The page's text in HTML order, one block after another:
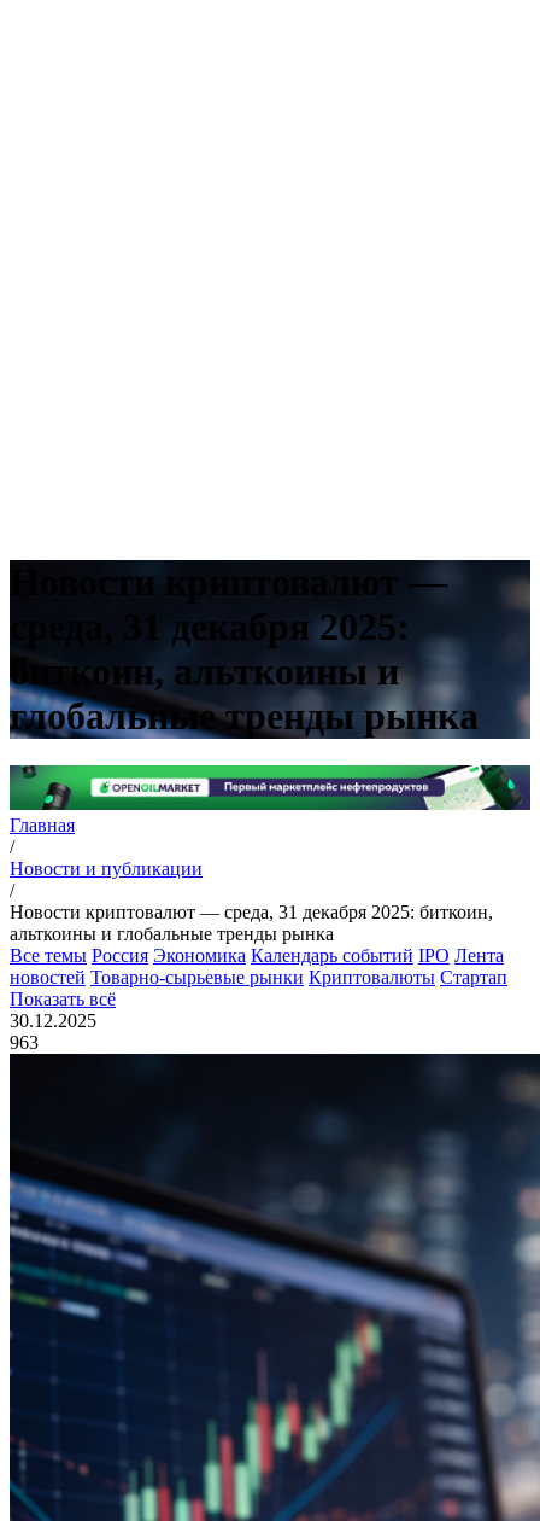
Новости криптовалют —
среда, 31 декабря 2025:
биткоин, альткоины и
глобальные тренды рынка
Главная
/
Новости и публикации
/
Новости криптовалют — среда, 31 декабря 2025: биткоин,
альткоины и глобальные тренды рынка
Все темы Россия Экономика Календарь событий IPO Лента
новостей Товарно-сырьевые рынки Криптовалюты Стартап
Показать всё
30.12.2025
963